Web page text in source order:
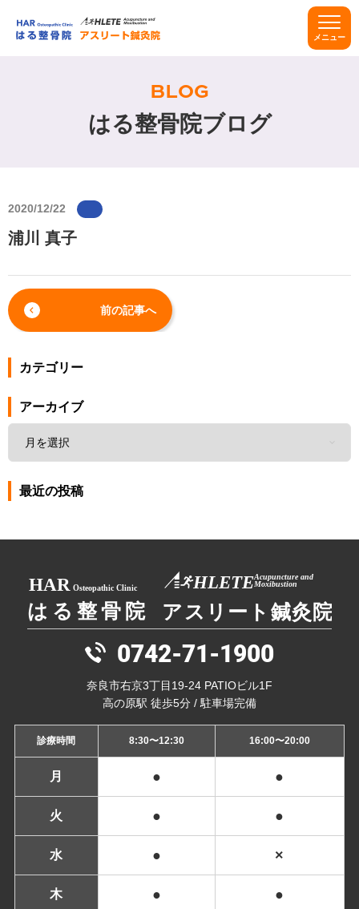
メニュー
BLOG
はる整骨院ブログ
2020/12/22
浦川 真子
前の記事へ
カテゴリー
アーカイブ
最近の投稿
0742-71-1900
奈良市右京3丁目19-24 PATIOビル1F
高の原駅 徒歩5分 / 駐車場完備
診療時間 8:30〜12:30 16:00〜20:00
月 ● ●
火 ● ●
水 ● ×
木 ● ●